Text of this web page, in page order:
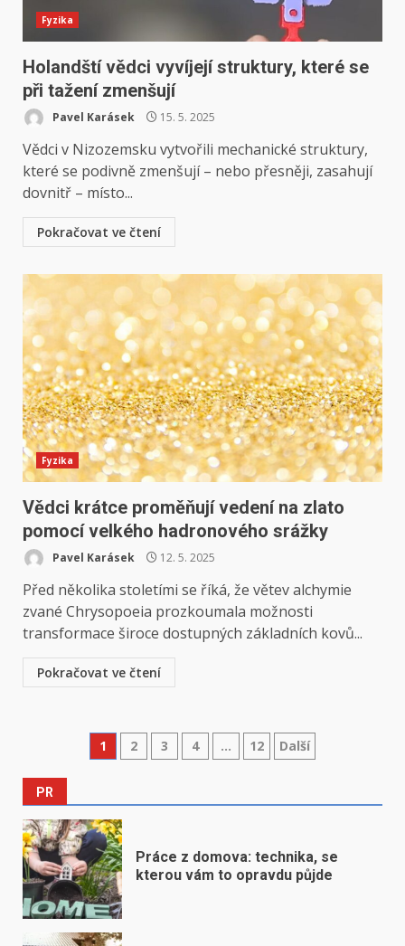
Fyzika
Holandští vědci vyvíjejí struktury, které se
při tažení zmenšují
Pavel Karásek 15. 5. 2025
Vědci v Nizozemsku vytvořili mechanické struktury,
které se podivně zmenšují – nebo přesněji, zasahují
dovnitř – místo...
Pokračovat ve čtení
Fyzika
Vědci krátce proměňují vedení na zlato
pomocí velkého hadronového srážky
Pavel Karásek 12. 5. 2025
Před několika stoletími se říká, že větev alchymie
zvané Chrysopoeia prozkoumala možnosti
transformace široce dostupných základních kovů...
Pokračovat ve čtení
Stránkování
1 2 3 4 … 12 Další
PR
Práce z domova: technika, se
kterou vám to opravdu půjde